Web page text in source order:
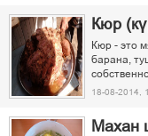
Кюр
Кюр - это
барана,
18-08-2014,
Махан